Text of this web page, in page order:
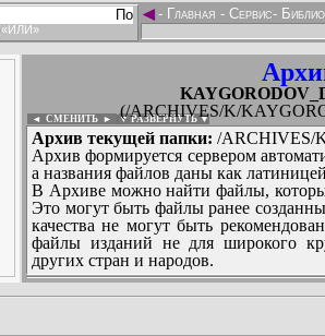
«ИЛИ»
◄- Главная - Сервис-
(/ARCHIVES/K/
◄ СМЕНИТЬ ► ▼ РАЗВЕРНУТЬ ▼
Архив текущей папки: /ARCHIVES/
Архив формируется сервером
а названия файлов даны как
В Архиве можно найти файлы,
Это могут быть файлы ранее
качества не могут быть
файлы изданий не для широкого
других стран и народов.